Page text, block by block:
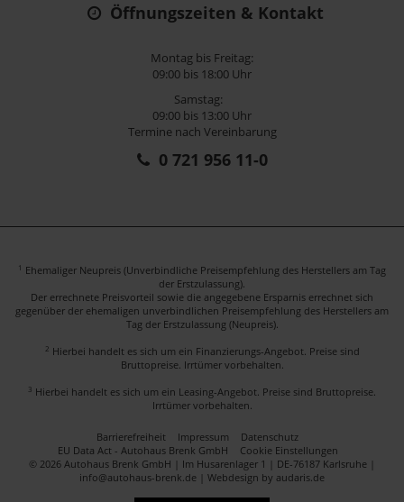
Öffnungszeiten & Kontakt
Montag bis Freitag:
09:00 bis 18:00 Uhr
Samstag:
09:00 bis 13:00 Uhr
Termine nach Vereinbarung
0 721 956 11-0
1 Ehemaliger Neupreis (Unverbindliche Preisempfehlung des Herstellers am Tag
der Erstzulassung).
Der errechnete Preisvorteil sowie die angegebene Ersparnis errechnet sich
gegenüber der ehemaligen unverbindlichen Preisempfehlung des Herstellers am
Tag der Erstzulassung (Neupreis).
2 Hierbei handelt es sich um ein Finanzierungs-Angebot. Preise sind
Bruttopreise. Irrtümer vorbehalten.
3 Hierbei handelt es sich um ein Leasing-Angebot. Preise sind Bruttopreise.
Irrtümer vorbehalten.
Barrierefreiheit Impressum
Datenschutz
EU Data Act - Autohaus Brenk GmbH
Cookie Einstellungen
© 2026 Autohaus Brenk GmbH | Im Husarenlager 1 | DE-76187 Karlsruhe |
info@autohaus-brenk.de | Webdesign by audaris.de